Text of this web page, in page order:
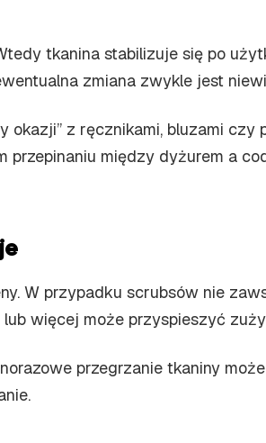
tkanina stabilizuje się po
zmiana zwykle jest
z ręcznikami, bluzami
między dyżurem a
W przypadku scrubsów nie
więcej może przyspieszyć
przegrzanie tkaniny